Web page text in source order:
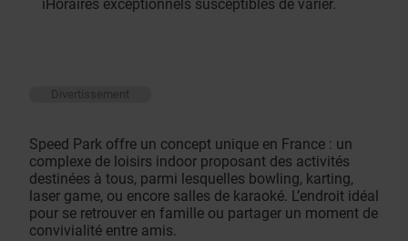
iHoraires exceptionnels susceptibles de varier.
Divertissement
Speed Park offre un concept unique en France : un
complexe de loisirs indoor proposant des activités
destinées à tous, parmi lesquelles bowling, karting,
laser game, ou encore salles de karaoké. L’endroit idéal
pour se retrouver en famille ou partager un moment de
convivialité entre amis.